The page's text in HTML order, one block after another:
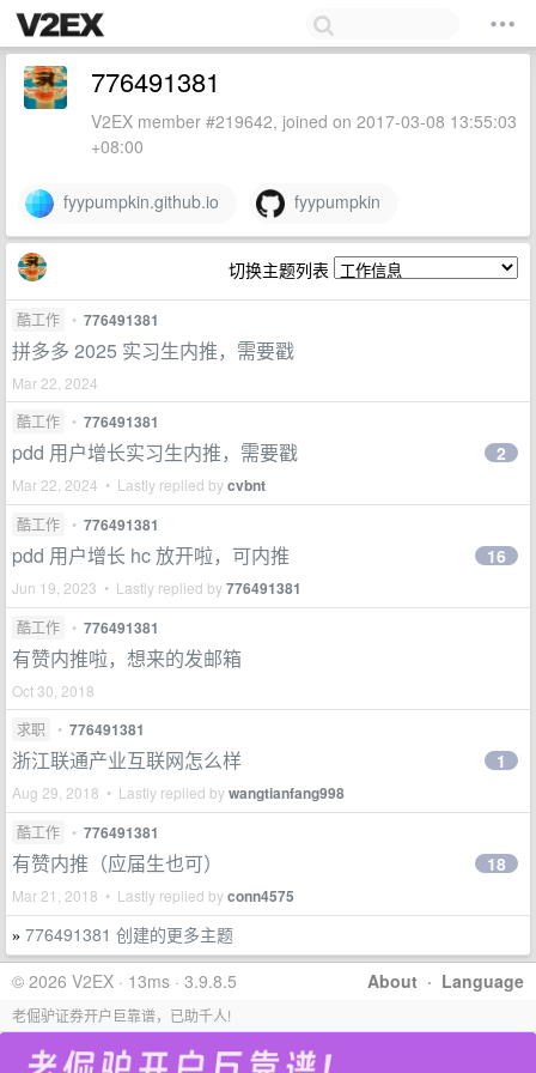
776491381
V2EX member #219642, joined on 2017-03-08 13:55:03
+08:00
fyypumpkin.github.io fyypumpkin
切换主题列表
酷工作 • 776491381
拼多多 2025 实习生内推，需要戳
Mar 22, 2024
酷工作
• 776491381
pdd 用户增长实习生内推，需要戳
Mar 22, 2024 • Lastly replied bycvbnt
2
酷工作 • 776491381
pdd 用户增长 hc 放开啦，可内推
Jun 19, 2023 • Lastly replied by776491381
16
酷工作 • 776491381
有赞内推啦，想来的发邮箱
Oct 30, 2018
求职
• 776491381
浙江联通产业互联网怎么样
Aug 29, 2018 • Lastly replied bywangtianfang998
1
酷工作 • 776491381
有赞内推（应届生也可）
Mar 21, 2018 • Lastly replied byconn4575
18
» 776491381 创建的更多主题
About · Language
© 2026 V2EX · 13ms · 3.9.8.5
老倔驴证券开户巨靠谱，已助千人!